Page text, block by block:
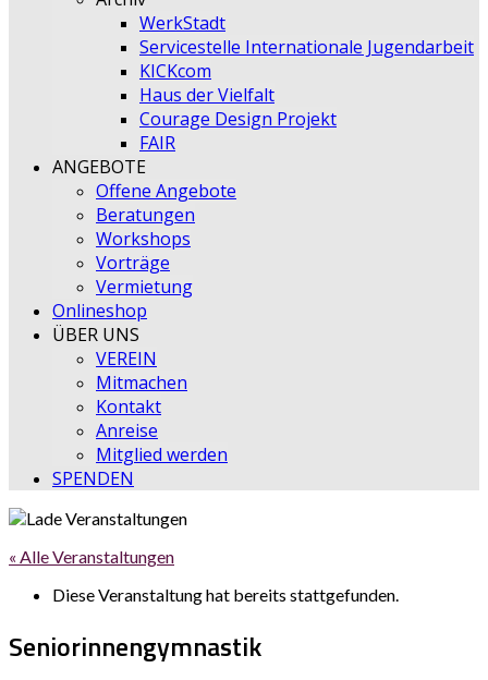
WerkStadt
Servicestelle Internationale Jugendarbeit
KICKcom
Haus der Vielfalt
Courage Design Projekt
FAIR
ANGEBOTE
Offene Angebote
Beratungen
Workshops
Vorträge
Vermietung
Onlineshop
ÜBER UNS
VEREIN
Mitmachen
Kontakt
Anreise
Mitglied werden
SPENDEN
« Alle Veranstaltungen
Diese Veranstaltung hat bereits stattgefunden.
Seniorinnengymnastik